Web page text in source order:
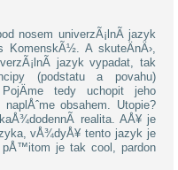
nosem univerzÃ¡lnÃ­ jazyk
A skuteÄnÄ›,
jazyk vypadat, tak
(podstatu a povahu)
tedy uchopit jeho
obsahem. Utopie?
realita. AÅ¥ je
vÅ¾dyÅ¥ tento jazyk je
je tak cool, pardon